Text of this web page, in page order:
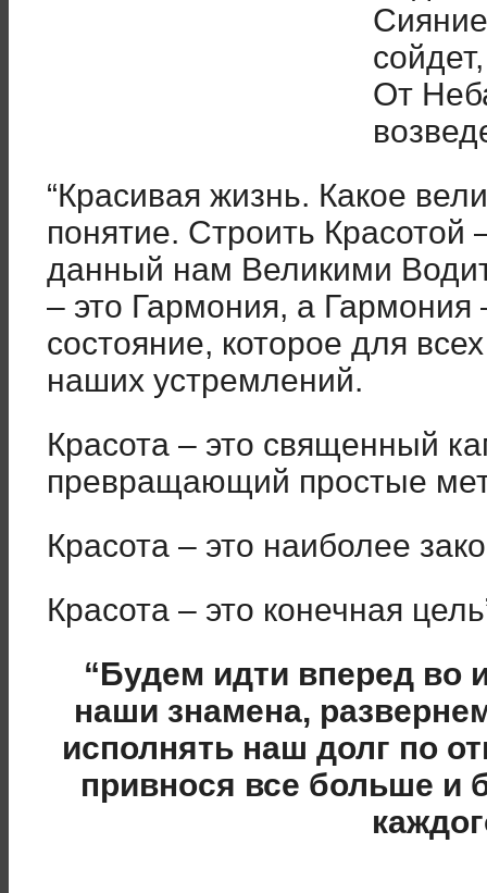
сойдет,
От
“Красивая жизнь. Какое
понятие. Строить Красотой
данный нам Великими
– это Гармония, а Гармония
состояние, которое для
наших устремлений.
Красота – это священный
превращающий простые
Красота – это наиболее
Красота – это конечная
“Будем идти вперед во
наши знамена,
исполнять наш долг по
привнося все больше и